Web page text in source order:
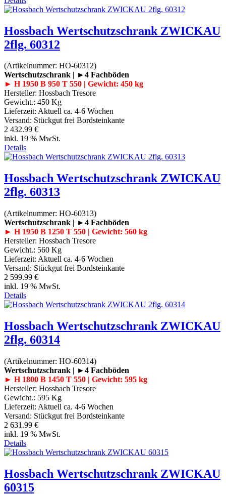
Hossbach Wertschutzschrank ZWICKAU
2flg. 60312
(Artikelnummer: HO-60312)
Wertschutzschrank | ►4 Fachböden
► H 1950 B 950 T 550 | Gewicht: 450 kg
Hersteller: Hossbach Tresore
Gewicht.: 450 Kg
Lieferzeit: Aktuell ca. 4-6 Wochen
Versand: Stückgut frei Bordsteinkante
2 432.99 €
inkl. 19 % MwSt.
Details
Hossbach Wertschutzschrank ZWICKAU
2flg. 60313
(Artikelnummer: HO-60313)
Wertschutzschrank | ►4 Fachböden
► H 1950 B 1250 T 550 | Gewicht: 560 kg
Hersteller: Hossbach Tresore
Gewicht.: 560 Kg
Lieferzeit: Aktuell ca. 4-6 Wochen
Versand: Stückgut frei Bordsteinkante
2 599.99 €
inkl. 19 % MwSt.
Details
Hossbach Wertschutzschrank ZWICKAU
2flg. 60314
(Artikelnummer: HO-60314)
Wertschutzschrank | ►4 Fachböden
► H 1800 B 1450 T 550 | Gewicht: 595 kg
Hersteller: Hossbach Tresore
Gewicht.: 595 Kg
Lieferzeit: Aktuell ca. 4-6 Wochen
Versand: Stückgut frei Bordsteinkante
2 631.99 €
inkl. 19 % MwSt.
Details
Hossbach Wertschutzschrank ZWICKAU
60315